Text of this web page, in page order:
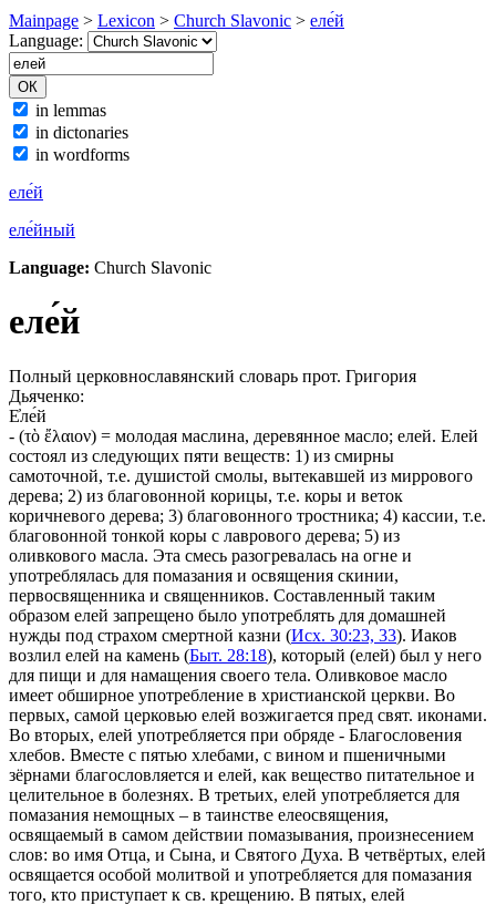
Mainpage > Lexicon > Church Slavonic > еле́й
Language:
in lemmas
in dictonaries
in wordforms
еле́й
еле́йный
Language: Church Slavonic
еле́й
Полный церковнославянский словарь прот. Григория
Дьяченко:
Е҆ле́й
- (τὸ ἔλαιον) = молодая маслина, деревянное масло; елей. Елей
состоял из следующих пяти веществ: 1) из смирны
самоточной, т.е. душистой смолы, вытекавшей из миррового
дерева; 2) из благовонной корицы, т.е. коры и веток
коричневого дерева; 3) благовонного тростника; 4) кассии, т.е.
благовонной тонкой коры с лаврового дерева; 5) из
оливкового масла. Эта смесь разогревалась на огне и
употреблялась для помазания и освящения скинии,
первосвященника и священников. Составленный таким
образом елей запрещено было употреблять для домашней
нужды под страхом смертной казни (Исх. 30:23, 33). Иаков
возлил елей на камень (Быт. 28:18), который (елей) был у него
для пищи и для намащения своего тела. Оливковое масло
имеет обширное употребление в христианской церкви. Во
первых, самой церковью елей возжигается пред свят. иконами.
Во вторых, елей употребляется при обряде - Благословения
хлебов. Вместе с пятью хлебами, с вином и пшеничными
зёрнами благословляется и елей, как вещество питательное и
целительное в болезнях. В третьих, елей употребляется для
помазания немощных – в таинстве елеосвящения,
освящаемый в самом действии помазывания, произнесением
слов: во имя Отца, и Сына, и Святого Духа. В четвёртых, елей
освящается особой молитвой и употребляется для помазания
того, кто приступает к св. крещению. В пятых, елей